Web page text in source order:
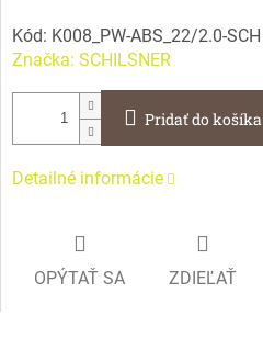
Kód: K008_PW-ABS_22/2.0-SCH
Značka: SCHILSNER
Pridať do košíka
Detailné informácie
OPÝTAŤ SA ZDIEĽAŤ